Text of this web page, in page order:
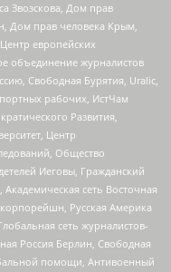
Звозскова, Дом прав
Дом прав человека Крым,
европейских
объединение журналистов
Свободная Бурятия, Uralic,
рабочих, ИстЧам
Развития,
Центр
Общество
Иеговы, Гражданский
сеть Восточная
Русская Америка
сеть журналистов-
Россия Берлин, Свободная
помощи, Антивоенный